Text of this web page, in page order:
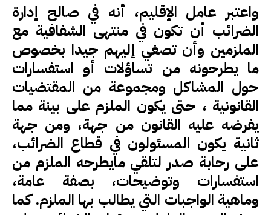
واعتبر عامل الإقليم، أنه في صالح إدارة
الضرائب أن تكون في منتهى الشفافية مع
الملزمين وأن تصغي إليهم جيدا بخصوص
ما يطرحونه من تساؤلات أو استفسارات
حول المشاكل ومجموعة من المقتضيات
القانونية ، حتى يكون الملزم على بينة مما
يفرضه عليه القانون من جهة، ومن جهة
ثانية يكون المسئولون في قطاع الضرائب،
على رحابة صدر لتلقي مايطرحه الملزم من
استفسارات وتوضيحات، بصفة عامة،
وماهية الواجبات التي يطالب بها الملزم. كما